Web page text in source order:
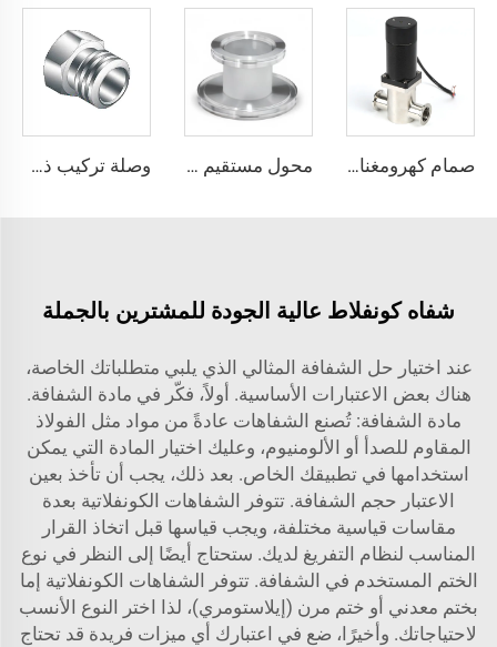
صمام كهرومغناطيسي يدوي من الفولاذ المقاوم للصدأ SS304/SS316L KF16/KF25/KF40/KF50 للغاز والطاقة الكهربائية، صمام زاوية مستقيمة للفراغ بمقاسات NW16/NW25/NW40/NW50 محول مستقيم ISO-K ISO80xISO63-ISO160xISO100 من الفولاذ المقاوم للصدأ SS304/SS316L، وصلة تفريغ عالية الجودة لقطاع أشباه الموصلات وصلة تركيب ذكر تدفق عالي من الفولاذ المقاوم للصدأ عالي النقاء SS316L (QCR) بتصميم BA/EP، وصلة تركيب ذات وجه معدني محكم الإغلاق، تدفق عالي الجودة
شفاه كونفلاط عالية الجودة للمشترين بالجملة
عند اختيار حل الشفافة المثالي الذي يلبي متطلباتك الخاصة،
هناك بعض الاعتبارات الأساسية. أولاً، فكّر في مادة الشفافة.
مادة الشفافة: تُصنع الشفاهات عادةً من مواد مثل الفولاذ
المقاوم للصدأ أو الألومنيوم، وعليك اختيار المادة التي يمكن
استخدامها في تطبيقك الخاص. بعد ذلك، يجب أن تأخذ بعين
الاعتبار حجم الشفافة. تتوفر الشفاهات الكونفلاتية بعدة
مقاسات قياسية مختلفة، ويجب قياسها قبل اتخاذ القرار
المناسب لنظام التفريغ لديك. ستحتاج أيضًا إلى النظر في نوع
الختم المستخدم في الشفافة. تتوفر الشفاهات الكونفلاتية إما
بختم معدني أو ختم مرن (إيلاستومري)، لذا اختر النوع الأنسب
لاحتياجاتك. وأخيرًا، ضع في اعتبارك أي ميزات فريدة قد تحتاج